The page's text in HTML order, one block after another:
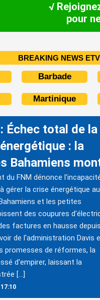
√
pour
BREAKING NEWS ETV
Barbade
Martinique
Échec total de la
: la
Bahamiens
du FNM dénonce
gérer la crise énergétique
et les petites
des coupures
factures en hausse depuis
de l'administration Davis
promesses de réformes, la
d'empirer, laissant la
[…]
17:10